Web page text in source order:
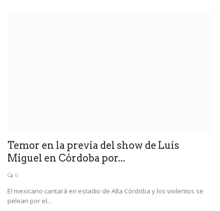
Temor en la previa del show de Luis
Miguel en Córdoba por...
0
El mexicano cantará en estadio de Alta Córdoba y los violentos se
pelean por el...